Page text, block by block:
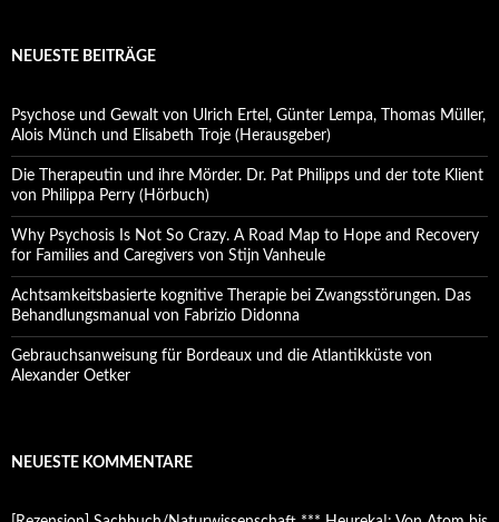
NEUESTE BEITRÄGE
Psychose und Gewalt von Ulrich Ertel, Günter Lempa, Thomas Müller,
Alois Münch und Elisabeth Troje (Herausgeber)
Die Therapeutin und ihre Mörder. Dr. Pat Philipps und der tote Klient
von Philippa Perry (Hörbuch)
Why Psychosis Is Not So Crazy. A Road Map to Hope and Recovery
for Families and Caregivers von Stijn Vanheule
Achtsamkeitsbasierte kognitive Therapie bei Zwangsstörungen. Das
Behandlungsmanual von Fabrizio Didonna
Gebrauchsanweisung für Bordeaux und die Atlantikküste von
Alexander Oetker
NEUESTE KOMMENTARE